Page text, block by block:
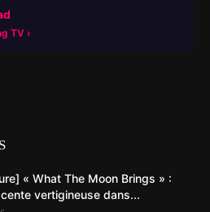
TV
« What The Moon Brings » :
vertigineuse dans...